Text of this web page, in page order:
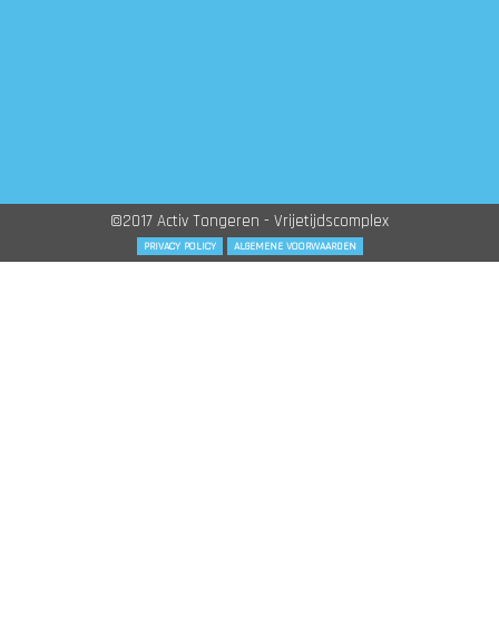
©2017 Activ Tongeren - Vrijetijdscomplex
PRIVACY POLICY ALGEMENE VOORWAARDEN